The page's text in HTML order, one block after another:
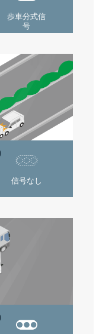
歩車分式信
号
信号なし